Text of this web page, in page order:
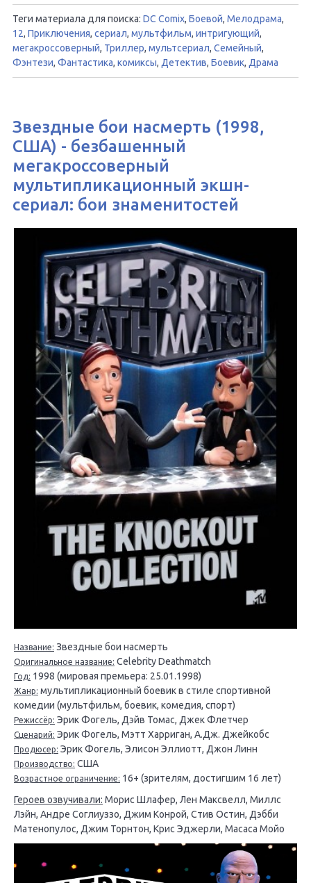
Теги материала для поиска: DC Comix, Боевой, Мелодрама,
12, Приключения, сериал, мультфильм, интригующий,
мегакроссоверный, Триллер, мультсериал, Семейный,
Фэнтези, Фантастика, комиксы, Детектив, Боевик, Драма
Звездные бои насмерть (1998,
США) - безбашенный
мегакроссоверный
мультипликационный экшн-
сериал: бои знаменитостей
Название: Звездные бои насмерть
Оригинальное название: Celebrity Deathmatch
Год: 1998 (мировая премьера: 25.01.1998)
Жанр: мультипликационный боевик в стиле спортивной
комедии (мультфильм, боевик, комедия, спорт)
Режиссёр: Эрик Фогель, Дэйв Томас, Джек Флетчер
Сценарий: Эрик Фогель, Мэтт Харриган, А.Дж. Джейкобс
Продюсер: Эрик Фогель, Элисон Эллиотт, Джон Линн
Производство: США
Возрастное ограничение: 16+ (зрителям, достигшим 16 лет)
Героев озвучивали: Морис Шлафер, Лен Максвелл, Миллс
Лэйн, Андре Соглиуззо, Джим Конрой, Стив Остин, Дэбби
Матенопулос, Джим Торнтон, Крис Эджерли, Масаса Мойо